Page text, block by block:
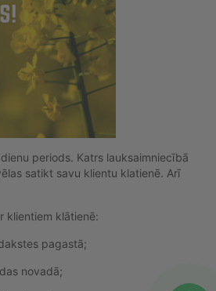
periods. Katrs lauksaimniecībā
satikt savu klientu klatienē. Arī
klientiem klātienē:
pagastā;
novadā;